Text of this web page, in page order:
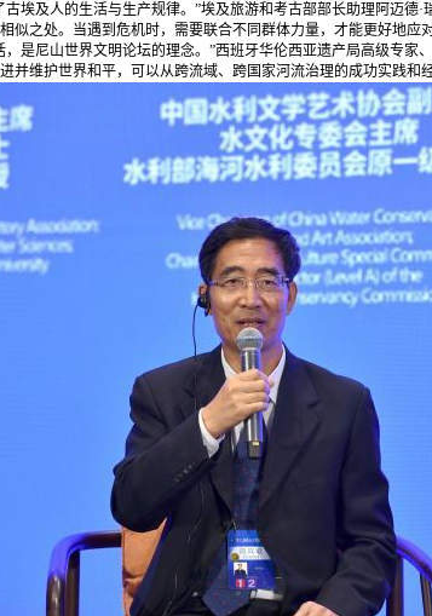
及人的生活与生产规律。”埃及旅游和考古部部长助理阿迈德·
似之处。当遇到危机时，需要联合不同群体力量，才能更好地应
尼山世界文明论坛的理念。”西班牙华伦西亚遗产局高级专家
并维护世界和平，可以从跨流域、跨国家河流治理的成功实践和